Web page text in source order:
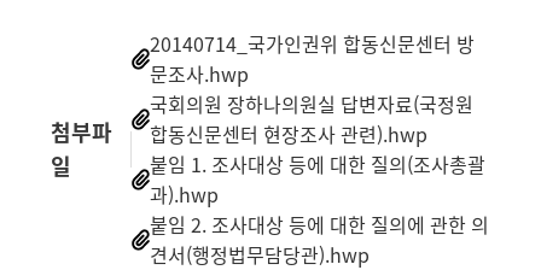
첨부파
일
20140714_국가인권위 합동신문센터 방
문조사.hwp
국회의원 장하나의원실 답변자료(국정원
합동신문센터 현장조사 관련).hwp
붙임 1. 조사대상 등에 대한 질의(조사총괄
과).hwp
붙임 2. 조사대상 등에 대한 질의에 관한 의
견서(행정법무담당관).hwp